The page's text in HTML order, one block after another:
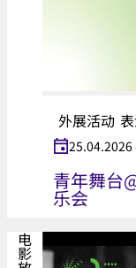
外展活动
25.04.2026
青年舞台
乐会